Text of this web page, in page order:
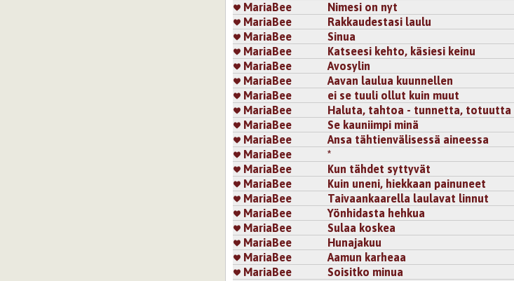
MariaBee
Nimesi on nyt
MariaBee
Rakkaudestasi laulu
MariaBee
Sinua
MariaBee
Katseesi kehto, käsiesi keinu
MariaBee
Avosylin
MariaBee
Aavan laulua kuunnellen
MariaBee
ei se tuuli ollut kuin muut
MariaBee
Haluta, tahtoa - tunnetta, totuutta
MariaBee
Se kauniimpi minä
MariaBee
Ansa tähtienvälisessä aineessa
MariaBee
*
MariaBee
Kun tähdet syttyvät
MariaBee
Kuin uneni, hiekkaan painuneet
MariaBee
Taivaankaarella laulavat linnut
MariaBee
Yönhidasta hehkua
MariaBee
Sulaa koskea
MariaBee
Hunajakuu
MariaBee
Aamun karheaa
MariaBee
Soisitko minua